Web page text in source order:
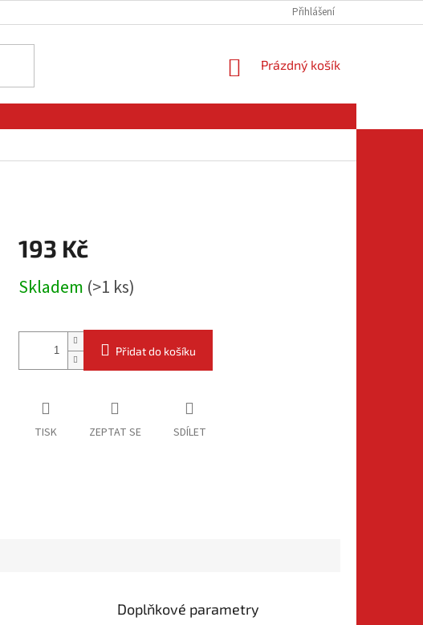
Přihlášení
NÁKUPNÍ
Prázdný košík
193 Kč
cena:
Skladem (>1 ks)
Přidat do košíku
TISK ZEPTAT SE SDÍLET
Doplňkové parametry